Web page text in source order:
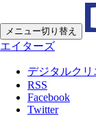
メニュー切り替え
エイターズ
デジタルク
RSS
Facebook
Twitter